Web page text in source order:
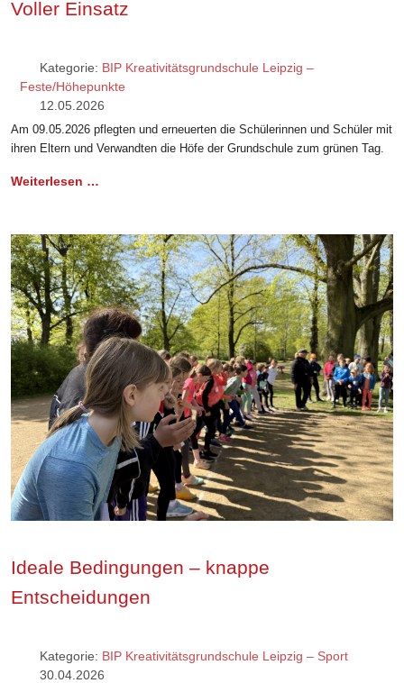
Voller Einsatz
Kategorie: BIP Kreativitätsgrundschule Leipzig –
Feste/Höhepunkte
12.05.2026
Am 09.05.2026 pflegten und erneuerten die Schülerinnen und Schüler mit
ihren Eltern und Verwandten die Höfe der Grundschule zum grünen Tag.
Weiterlesen …
Ideale Bedingungen – knappe
Entscheidungen
Kategorie: BIP Kreativitätsgrundschule Leipzig – Sport
30.04.2026